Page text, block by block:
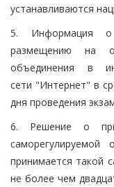
устанавливаются
5. Информация о
размещению на
объединения в
сети "Интернет" в
дня проведения
6. Решение о
саморегулируемой
принимается такой
не более чем